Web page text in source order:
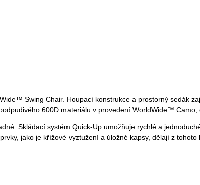
Swing Chair. Houpací konstrukce a prostorný sedák
600D materiálu v provedení WorldWide™
Skládací systém Quick-Up umožňuje rychlé a
jako je křížové vyztužení a úložné kapsy, dělají z